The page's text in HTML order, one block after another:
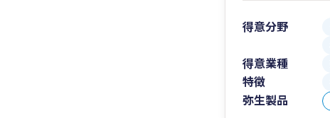
得意分野
得意業種
特徴
弥生製品